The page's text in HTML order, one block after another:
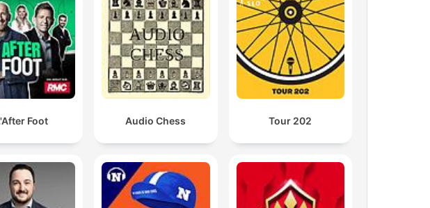
Foot Audio Chess Tour 202